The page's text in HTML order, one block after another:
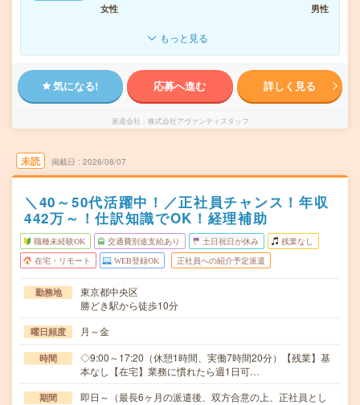
女性
男性
もっと見る
気になる! 応募へ進む 詳しく見る
派遣会社 株式会社アヴァンティスタッフ
未読 掲載日 2026/08/07
＼40～50代活躍中！／正社員チャンス！年収
442万～！仕訳知識でOK！経理補助
職種未経験OK 交通費別途支給あり 土日祝日が休み 残業なし
在宅・リモート WEB登録OK 正社員への紹介予定派遣
勤務地
東京都中央区
勝どき駅から徒歩10分
曜日頻度 月～金
時間
◇9:00～17:20（休憩1時間、実働7時間20分）【残業】基
本なし【在宅】業務に慣れたら週1日可…
期間
即日～（最長6ヶ月の派遣後、双方合意の上、正社員とし